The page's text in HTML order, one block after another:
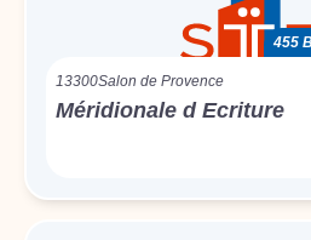
455
13300Salon de Provence
Méridionale d Ecriture